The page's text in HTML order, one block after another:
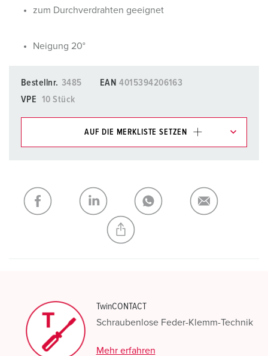
zum Durchverdrahten geeignet
Neigung 20°
Bestellnr. 3485 EAN 4015394206163
VPE
10 Stück
AUF DIE MERKLISTE SETZEN
Meine Liste (0) HINZUFÜGEN
NEUE LISTE ERSTELLEN
TwinCONTACT
Schraubenlose Feder-Klemm-Technik
Mehr erfahren